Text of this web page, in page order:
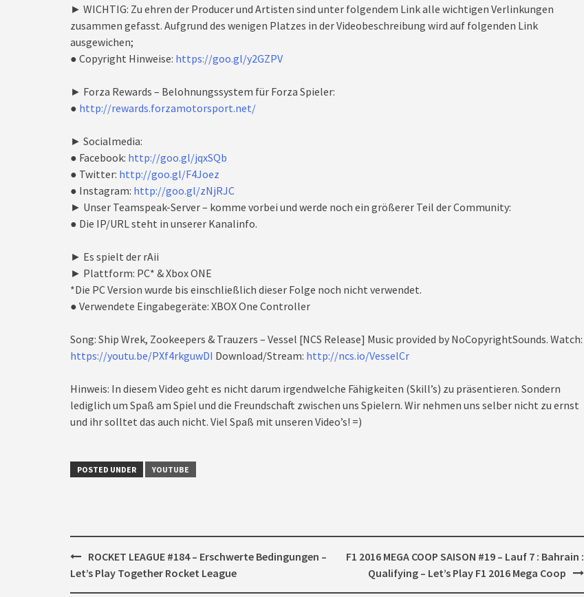
► WICHTIG: Zu ehren der Producer und Artisten sind unter folgendem Link alle wichtigen Verlinkungen
zusammen gefasst. Aufgrund des wenigen Platzes in der Videobeschreibung wird auf folgenden Link
ausgewichen;
● Copyright Hinweise: https://goo.gl/y2GZPV
► Forza Rewards – Belohnungssystem für Forza Spieler:
● http://rewards.forzamotorsport.net/
► Socialmedia:
● Facebook: http://goo.gl/jqxSQb
● Twitter: http://goo.gl/F4Joez
● Instagram: http://goo.gl/zNjRJC
► Unser Teamspeak-Server – komme vorbei und werde noch ein größerer Teil der Community:
● Die IP/URL steht in unserer Kanalinfo.
► Es spielt der rAii
► Plattform: PC* & Xbox ONE
*Die PC Version wurde bis einschließlich dieser Folge noch nicht verwendet.
● Verwendete Eingabegeräte: XBOX One Controller
Song: Ship Wrek, Zookeepers & Trauzers – Vessel [NCS Release] Music provided by NoCopyrightSounds. Watch:
https://youtu.be/PXf4rkguwDI Download/Stream: http://ncs.io/VesselCr
Hinweis: In diesem Video geht es nicht darum irgendwelche Fähigkeiten (Skill’s) zu präsentieren. Sondern
lediglich um Spaß am Spiel und die Freundschaft zwischen uns Spielern. Wir nehmen uns selber nicht zu ernst
und ihr solltet das auch nicht. Viel Spaß mit unseren Video’s! =)
POSTED UNDER YOUTUBE
Post
navigation
ROCKET LEAGUE #184 – Erschwerte Bedingungen –
Let’s Play Together Rocket League
F1 2016 MEGA COOP SAISON #19 – Lauf 7 : Bahrain :
Qualifying – Let’s Play F1 2016 Mega Coop